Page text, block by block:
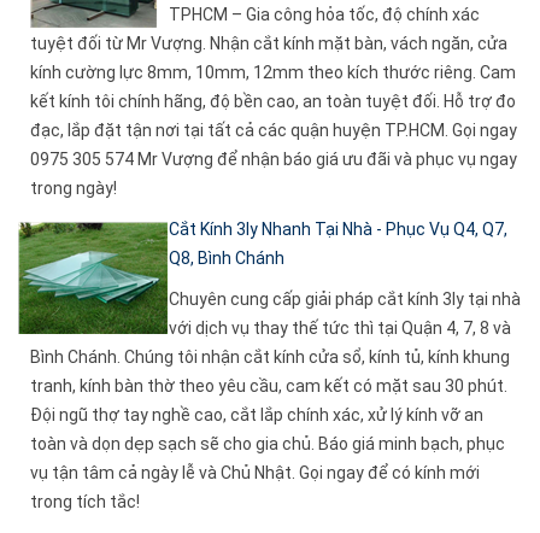
TPHCM – Gia công hỏa tốc, độ chính xác
tuyệt đối từ Mr Vượng. Nhận cắt kính mặt bàn, vách ngăn, cửa
kính cường lực 8mm, 10mm, 12mm theo kích thước riêng. Cam
kết kính tôi chính hãng, độ bền cao, an toàn tuyệt đối. Hỗ trợ đo
đạc, lắp đặt tận nơi tại tất cả các quận huyện TP.HCM. Gọi ngay
0975 305 574 Mr Vượng để nhận báo giá ưu đãi và phục vụ ngay
trong ngày!
Cắt Kính 3ly Nhanh Tại Nhà - Phục Vụ Q4, Q7,
Q8, Bình Chánh
Chuyên cung cấp giải pháp cắt kính 3ly tại nhà
với dịch vụ thay thế tức thì tại Quận 4, 7, 8 và
Bình Chánh. Chúng tôi nhận cắt kính cửa sổ, kính tủ, kính khung
tranh, kính bàn thờ theo yêu cầu, cam kết có mặt sau 30 phút.
Đội ngũ thợ tay nghề cao, cắt lắp chính xác, xử lý kính vỡ an
toàn và dọn dẹp sạch sẽ cho gia chủ. Báo giá minh bạch, phục
vụ tận tâm cả ngày lễ và Chủ Nhật. Gọi ngay để có kính mới
trong tích tắc!